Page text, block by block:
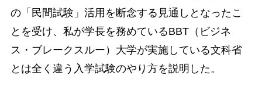
の「民間試験」活用を断念する見通しとなったこ
とを受け、私が学長を務めているBBT（ビジネ
ス・ブレークスルー）大学が実施している文科省
とは全く違う入学試験のやり方を説明した。